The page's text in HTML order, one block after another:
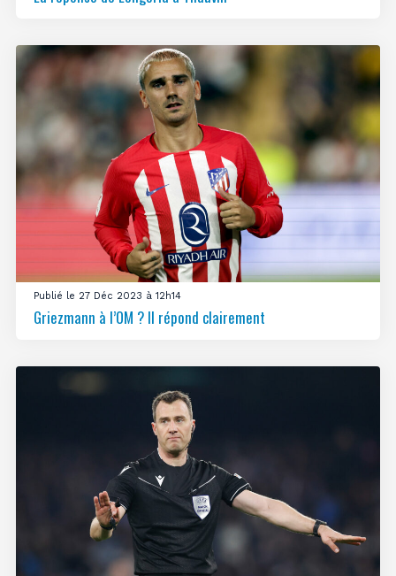
Publié le 27 Déc 2023 à 12h14
Griezmann à l’OM ? Il répond clairement